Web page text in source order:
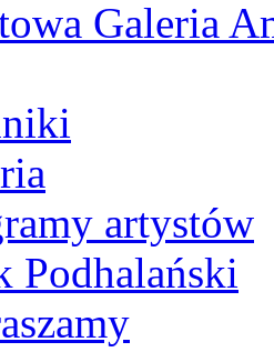
Galeria
artystów
Podhalański